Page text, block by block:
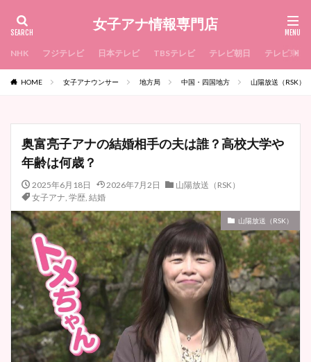
女子アナ情報専門店
NHK フジテレビ 日本テレビ TBSテレビ テレビ朝日 テレビ東京
HOME 女子アナウンサー 地方局 中国・四国地方 山陽放送（RSK）
奥富亮子アナの結婚相手の夫は誰？高校大学や
年齢は何歳？
2025年6月18日 2026年7月2日
山陽放送（RSK）
女子アナ, 学歴, 結婚
山陽放送（RSK）